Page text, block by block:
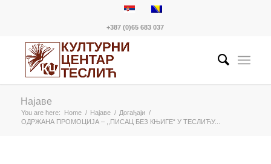
+387 (0)65 683 037
Најаве
You are here: Home / Најаве / Догађаји /
ОДРЖАНА ПРОМОЦИЈА – ,,ПИСАЦ БЕЗ КЊИГЕ“ У ТЕСЛИЋУ...